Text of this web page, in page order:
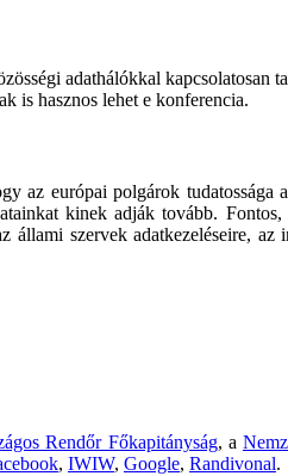
adathálókkal kapcsolatosan
is hasznos lehet e konferencia.
az európai polgárok tudatossága
kinek adják tovább.
szervek adatkezeléseire,
Rendőr Főkapitányság, a
, IWIW, Google, Randivonal.